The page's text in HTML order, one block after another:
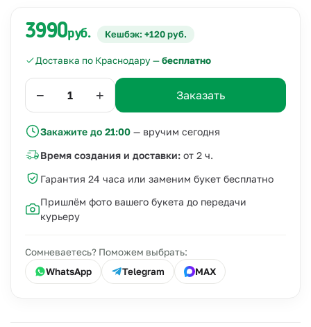
3990руб. Кешбэк: +120 руб.
Доставка по Краснодару —бесплатно
− + Заказать
Закажите до 21:00 — вручим сегодня
Время создания и доставки: от 2 ч.
Гарантия 24 часа или заменим букет бесплатно
Пришлём фото вашего букета до передачи
курьеру
Сомневаетесь? Поможем выбрать:
WhatsApp
Telegram MAX